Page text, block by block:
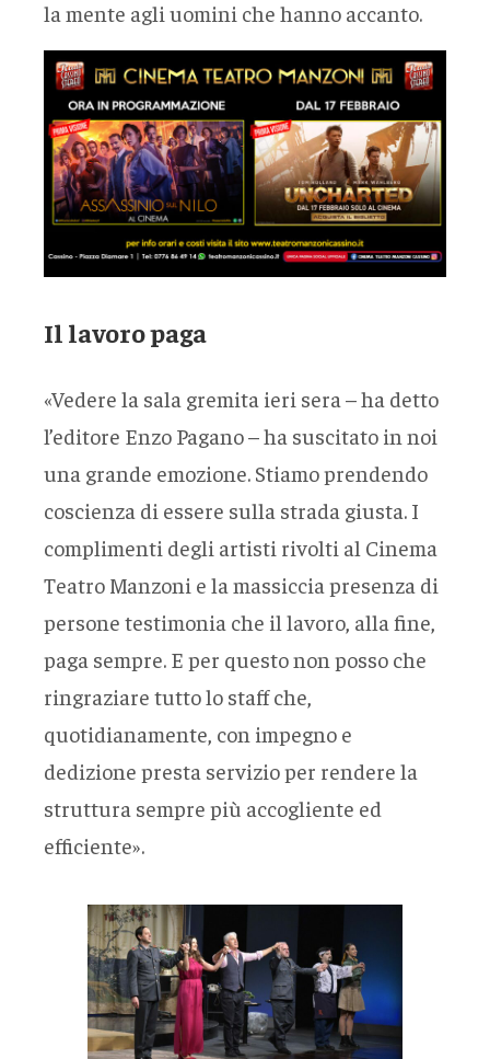
la mente agli uomini che hanno accanto.
Il lavoro paga
«Vedere la sala gremita ieri sera – ha detto
l’editore Enzo Pagano – ha suscitato in noi
una grande emozione. Stiamo prendendo
coscienza di essere sulla strada giusta. I
complimenti degli artisti rivolti al Cinema
Teatro Manzoni e la massiccia presenza di
persone testimonia che il lavoro, alla fine,
paga sempre. E per questo non posso che
ringraziare tutto lo staff che,
quotidianamente, con impegno e
dedizione presta servizio per rendere la
struttura sempre più accogliente ed
efficiente».